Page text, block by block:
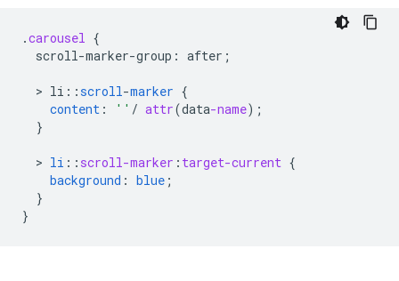
.carousel {
scroll-marker-group : after ;
  >
li : :scroll-marker {
content : '' / attr(data-name);
}
  >
li :: scroll-marker : target-current {
background : blue ;
}
}